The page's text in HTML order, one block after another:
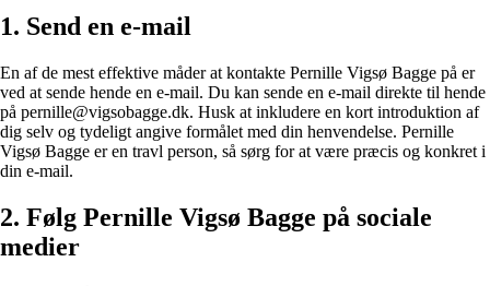
1. Send en e-mail
En af de mest effektive måder at kontakte Pernille Vigsø Bagge på er
ved at sende hende en e-mail. Du kan sende en e-mail direkte til hende
på pernille@vigsobagge.dk. Husk at inkludere en kort introduktion af
dig selv og tydeligt angive formålet med din henvendelse. Pernille
Vigsø Bagge er en travl person, så sørg for at være præcis og konkret i
din e-mail.
2. Følg Pernille Vigsø Bagge på sociale
medier